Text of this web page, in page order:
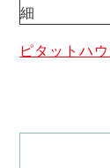
細
ピタットハ